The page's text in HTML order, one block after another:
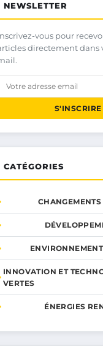
NEWSLETTER
vous pour
directement dans
S'INSCRIRE
CATÉGORIES
INNOVATION ET
VERTES
ÉNERGIES